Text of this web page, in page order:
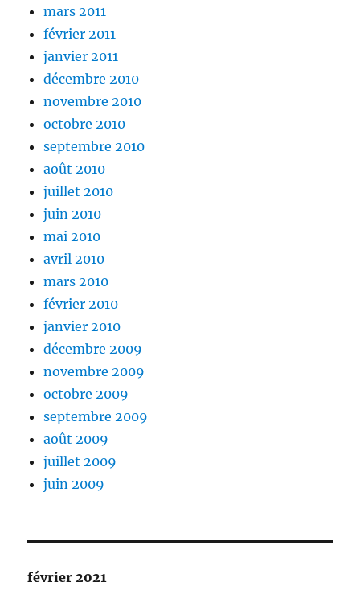
mars 2011
février 2011
janvier 2011
décembre 2010
novembre 2010
octobre 2010
septembre 2010
août 2010
juillet 2010
juin 2010
mai 2010
avril 2010
mars 2010
février 2010
janvier 2010
décembre 2009
novembre 2009
octobre 2009
septembre 2009
août 2009
juillet 2009
juin 2009
février 2021